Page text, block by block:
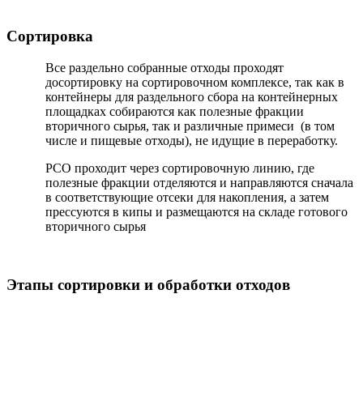
Сортировка
Все раздельно собранные отходы проходят
досортировку на сортировочном комплексе, так как в
контейнеры для раздельного сбора на контейнерных
площадках собираются как полезные фракции
вторичного сырья, так и различные примеси (в том
числе и пищевые отходы), не идущие в переработку.
РСО проходит через сортировочную линию, где
полезные фракции отделяются и направляются сначала
в соответствующие отсеки для накопления, а затем
прессуются в кипы и размещаются на складе готового
вторичного сырья
Этапы сортировки и обработки отходов